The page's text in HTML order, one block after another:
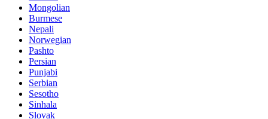
Mongolian
Burmese
Nepali
Norwegian
Pashto
Persian
Punjabi
Serbian
Sesotho
Sinhala
Slovak